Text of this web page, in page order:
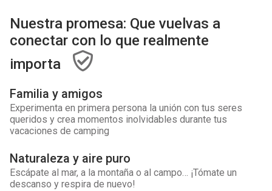
Nuestra promesa: Que vuelvas a
conectar con lo que realmente
importa
Familia y amigos
Experimenta en primera persona la unión con tus seres
queridos y crea momentos inolvidables durante tus
vacaciones de camping
Naturaleza y aire puro
Escápate al mar, a la montaña o al campo… ¡Tómate un
descanso y respira de nuevo!